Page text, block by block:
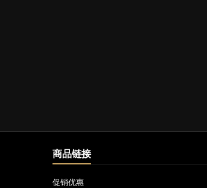
商品链接
促销优惠